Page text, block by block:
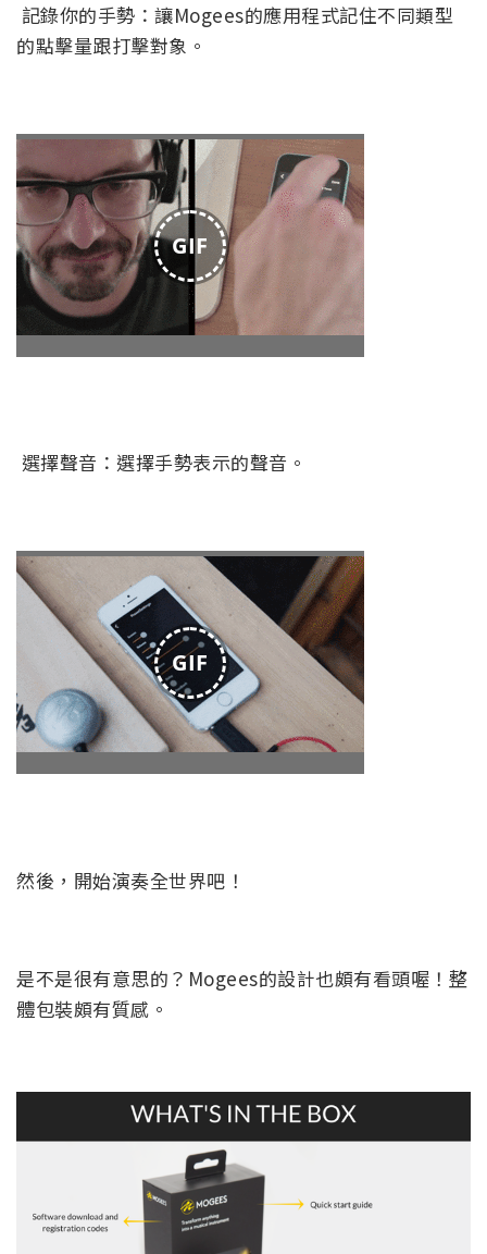
記錄你的手勢：讓Mogees的應用程式記住不同類型
的點擊量跟打擊對象。
GIF
選擇聲音：選擇手勢表示的聲音。
GIF
然後，開始演奏全世界吧！
是不是很有意思的？Mogees的設計也頗有看頭喔！整
體包裝頗有質感。